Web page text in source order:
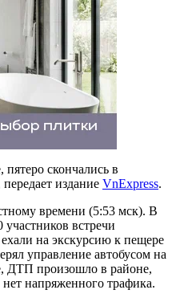
пятеро скончались в
издание VnExpress.
времени (5:53 мск). В
участников встречи
на экскурсию к пещере
управление автобусом на
ДТП произошло в районе,
нет напряженного трафика.